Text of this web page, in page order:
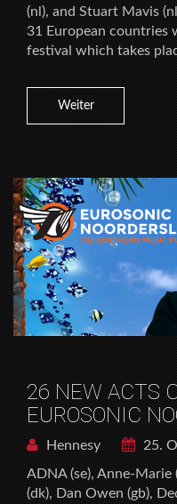
(nl), and Stuart Mavis
31 European countries
festival which takes
Weiter
26 NEW ACTS
EUROSONIC
Hennesy
25.
ADNA (se), Anne-Marie
(dk), Dan Owen (gb),